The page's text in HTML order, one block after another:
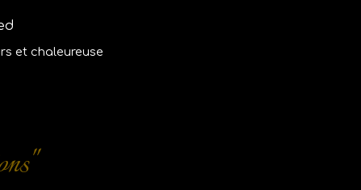
et chaleureuse